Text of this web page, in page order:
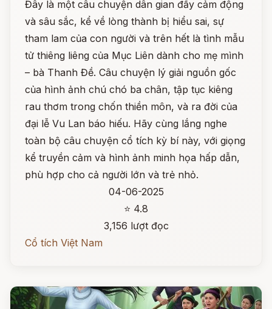
Đây là một câu chuyện dân gian đầy cảm động
và sâu sắc, kể về lòng thành bị hiểu sai, sự
tham lam của con người và trên hết là tình mẫu
tử thiêng liêng của Mục Liên dành cho mẹ mình
– bà Thanh Đề. Câu chuyện lý giải nguồn gốc
của hình ảnh chú chó ba chân, tập tục kiêng
rau thơm trong chốn thiền môn, và ra đời của
đại lễ Vu Lan báo hiếu. Hãy cùng lắng nghe
toàn bộ câu chuyện cổ tích kỳ bí này, với giọng
kể truyền cảm và hình ảnh minh họa hấp dẫn,
phù hợp cho cả người lớn và trẻ nhỏ.
04-06-2025
⭐ 4.8
3,156 lượt đọc
Cổ tích Việt Nam